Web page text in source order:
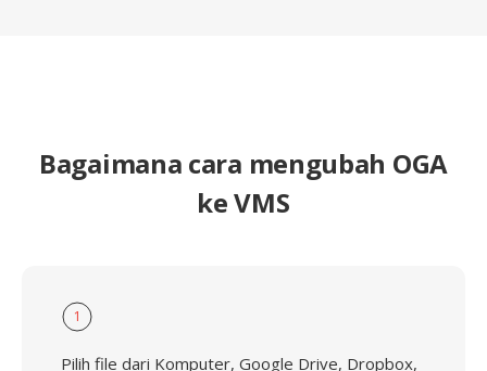
Bagaimana cara mengubah OGA
ke VMS
1
Pilih file dari Komputer, Google Drive, Dropbox,